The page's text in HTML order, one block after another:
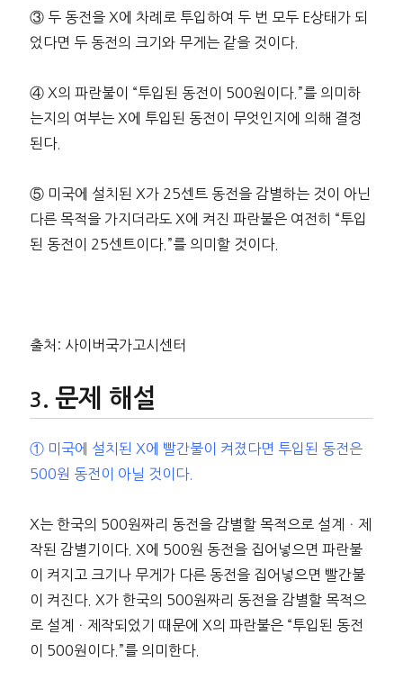
③ 두 동전을 X에 차례로 투입하여 두 번 모두 E상태가 되
었다면 두 동전의 크기와 무게는 같을 것이다.
④ X의 파란불이 “투입된 동전이 500원이다.”를 의미하
는지의 여부는 X에 투입된 동전이 무엇인지에 의해 결정
된다.
⑤ 미국에 설치된 X가 25센트 동전을 감별하는 것이 아닌
다른 목적을 가지더라도 X에 켜진 파란불은 여전히 “투입
된 동전이 25센트이다.”를 의미할 것이다.
출처: 사이버국가고시센터
문제 해설
① 미국에 설치된 X에 빨간불이 켜졌다면 투입된 동전은
500원 동전이 아닐 것이다.
X는 한국의 500원짜리 동전을 감별할 목적으로 설계ㆍ제
작된 감별기이다. X에 500원 동전을 집어넣으면 파란불
이 켜지고 크기나 무게가 다른 동전을 집어넣으면 빨간불
이 켜진다. X가 한국의 500원짜리 동전을 감별할 목적으
로 설계ㆍ제작되었기 때문에 X의 파란불은 “투입된 동전
이 500원이다.”를 의미한다.